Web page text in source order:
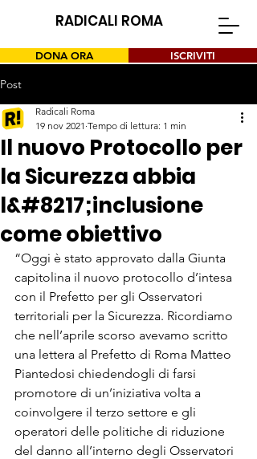
RADICALI ROMA
DONA ORA ISCRIVITI
Post
Il nuovo Protocollo per
la Sicurezza abbia
l&#8217;inclusione
come obiettivo
Radicali Roma
19 nov 2021 Tempo di lettura: 1 min
“Oggi è stato approvato dalla Giunta
capitolina il nuovo protocollo d’intesa
con il Prefetto per gli Osservatori
territoriali per la Sicurezza. Ricordiamo
che nell’aprile scorso avevamo scritto
una lettera al Prefetto di Roma Matteo
Piantedosi chiedendogli di farsi
promotore di un’iniziativa volta a
coinvolgere il terzo settore e gli
operatori delle politiche di riduzione
del danno all’interno degli Osservatori